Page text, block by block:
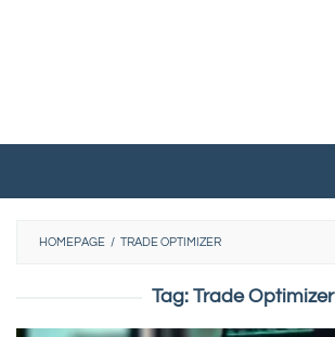
HOMEPAGE / TRADE OPTIMIZER
Tag: Trade Optimizer